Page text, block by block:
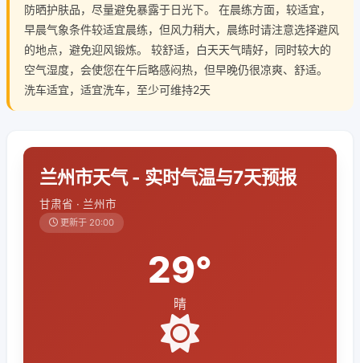
防晒护肤品，尽量避免暴露于日光下。 在晨练方面，较适宜，
早晨气象条件较适宜晨练，但风力稍大，晨练时请注意选择避风
的地点，避免迎风锻炼。 较舒适，白天天气晴好，同时较大的
空气湿度，会使您在午后略感闷热，但早晚仍很凉爽、舒适。
洗车适宜，适宜洗车，至少可维持2天
兰州市天气 - 实时气温与7天预报
甘肃省 · 兰州市
更新于 20:00
29°
晴